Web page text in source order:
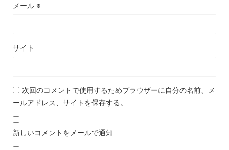
メール ※
サイト
次回のコメントで使用するためブラウザーに自分の名前、メ
ールアドレス、サイトを保存する。
新しいコメントをメールで通知